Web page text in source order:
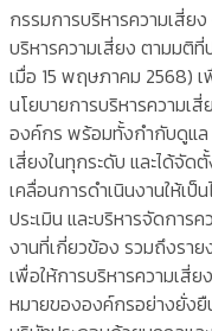
กรรมการบริหารความเสี่ย
บริหารความเสี่ยง ตามมติ
เมื่อ 15 พฤษภาคม 2568)
นโยบายการบริหารความเ
องค์กร พร้อมทั้งกำกับดูแล
เสี่ยงในทุกระดับ และได้จั
เคลื่อนการดำเนินงานให้เ
ประเมิน และบริหารจัดการ
งานที่เกี่ยวข้อง รวมถึงรา
เพื่อให้การบริหารความเสี่
หมายขององค์กรอย่างยั่งยื